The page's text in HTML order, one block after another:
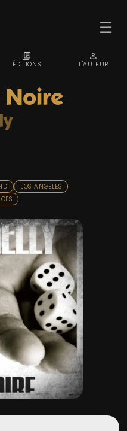
☰
Noire
LOS ANGELES
LIBRARY_BOOKS
ÉDITIONS
PERSON
L'AUTEUR